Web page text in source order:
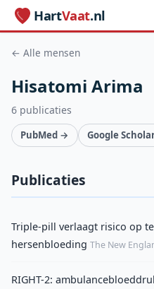
HartVaat.nl
← Alle mensen
Hisatomi Arima
6 publicaties
PubMed → Google
Publicaties
Triple-pill verlaagt risico op
hersenbloeding The New
RIGHT-2: